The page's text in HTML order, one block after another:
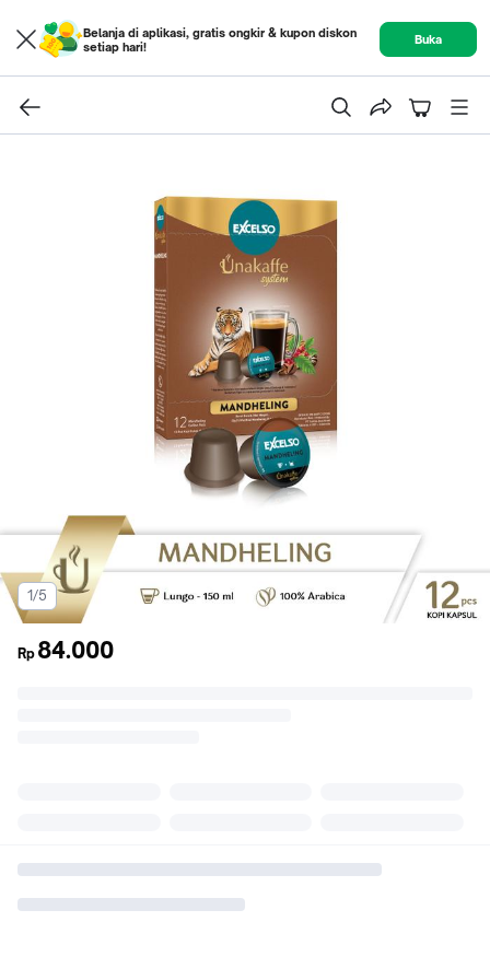
Belanja di aplikasi, gratis ongkir & kupon diskon
setiap hari!
Buka
1/5
Rp 84.000